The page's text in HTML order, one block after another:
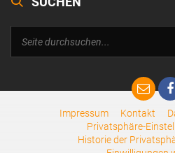
Impressum Kontakt
Privatsphäre-
Historie der